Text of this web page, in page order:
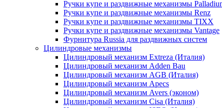
Ручки купе и раздвижные механизмы
Ручки купе и раздвижные механизмы Renz
Ручки купе и раздвижные механизмы TIXX
Ручки купе и раздвижные механизмы Vantage
Фурнитура Russia для раздвижных систем
Цилиндровые механизмы
Цилиндровый механизм Extreza (Италия)
Цилиндровый механизм Adden Bau
Цилиндровый механизм AGB (Италия)
Цилиндровый механизм Apecs
Цилиндровый механизм Avers (эконом)
Цилиндровый механизм Cisa (Италия)